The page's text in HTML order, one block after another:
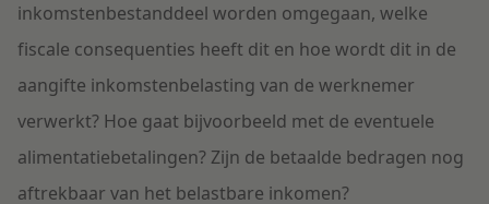
inkomstenbestanddeel worden omgegaan, welke
fiscale consequenties heeft dit en hoe wordt dit in de
aangifte inkomstenbelasting van de werknemer
verwerkt? Hoe gaat bijvoorbeeld met de eventuele
alimentatiebetalingen? Zijn de betaalde bedragen nog
aftrekbaar van het belastbare inkomen?